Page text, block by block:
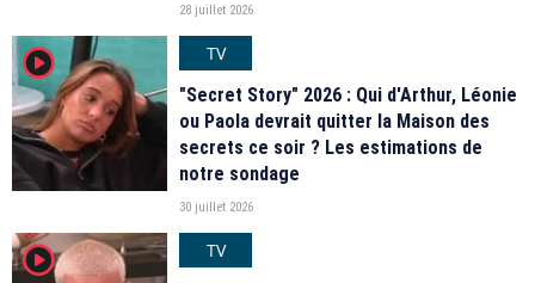
28 juillet 2026
player2
TV
"Secret Story" 2026 : Qui d'Arthur, Léonie
ou Paola devrait quitter la Maison des
secrets ce soir ? Les estimations de
notre sondage
30 juillet 2026
player2
TV